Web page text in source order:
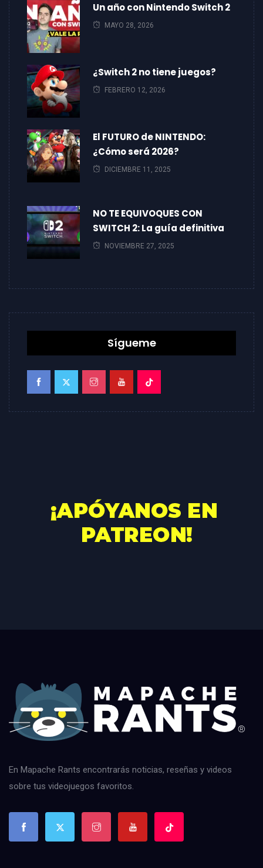
Un año con Nintendo Switch 2
MAYO 28, 2026
¿Switch 2 no tiene juegos?
FEBRERO 12, 2026
El FUTURO de NINTENDO:
¿Cómo será 2026?
DICIEMBRE 11, 2025
NO TE EQUIVOQUES CON
SWITCH 2: La guía definitiva
NOVIEMBRE 27, 2025
Sígueme
En Mapache Rants encontrarás noticias, reseñas y videos
sobre tus videojuegos favoritos.